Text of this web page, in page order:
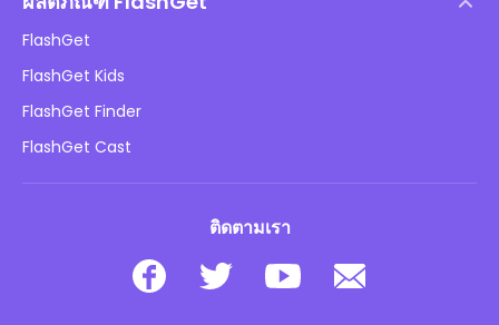
นโยบายความเป็นส่วนตัว
นโยบายการโฆษณา
อย่าขายข้อมูลของฉัน
บล็อก
ความปลอดภัยของเด็กออนไลน์
ดาวน์โหลด
FlashGet
FlashGet Kids
FlashGet Finder
FlashGet Cast
ติดตามเรา